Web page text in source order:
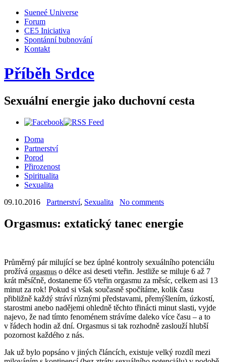
Sueneé Universe
Forum
CE5 Iniciativa
Spontánní bubnování
Kontakt
Příběh Srdce
Sexuální energie jako duchovní cesta
Doma
Partnerství
Porod
Přirozenost
Spiritualita
Sexualita
09.10.2016
Partnerství, Sexualita No comments
Orgasmus: extatický tanec energie
Průměrný pár milující se bez úplné kontroly sexuálního potenciálu
prožívá orgasmus o délce asi deseti vteřin. Jestliže se miluje 6 až 7
krát měsíčně, dostaneme 65 vteřin orgasmu za měsíc, celkem asi 13
minut za rok! Pokud si však současně spočítáme, kolik času
přibližně každý stráví různými představami, přemýšlením, úzkostí,
starostmi anebo nadějemi ohledně těchto třinácti minut slasti, vyjde
najevo, že nad tímto fenoménem strávíme daleko více času – a to
v řádech hodin až dní. Orgasmus si tak rozhodně zaslouží hlubší
pozornost každého z nás.
Jak už bylo popsáno v jiných článcích, existuje velký rozdíl mezi